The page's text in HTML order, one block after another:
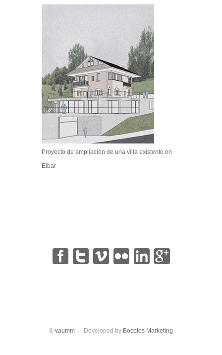
Proyecto de ampliación de una villa existente en
Eibar
| | | | |
© vaumm | Developed by Bocetos Marketing